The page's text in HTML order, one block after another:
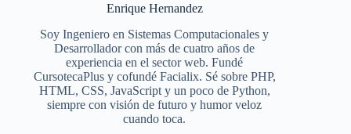
Enrique Hernandez
Soy Ingeniero en Sistemas Computacionales y
Desarrollador con más de cuatro años de
experiencia en el sector web. Fundé
CursotecaPlus y cofundé Facialix. Sé sobre PHP,
HTML, CSS, JavaScript y un poco de Python,
siempre con visión de futuro y humor veloz
cuando toca.